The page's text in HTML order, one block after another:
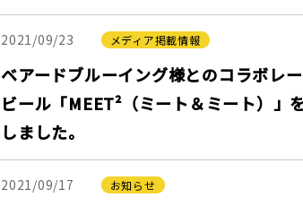
2021/09/23 メディア掲載情報
ベアードブルーイング様とのコラボレ
ビール「MEET²（ミート＆ミート）」
しました。
2021/09/17 お知らせ